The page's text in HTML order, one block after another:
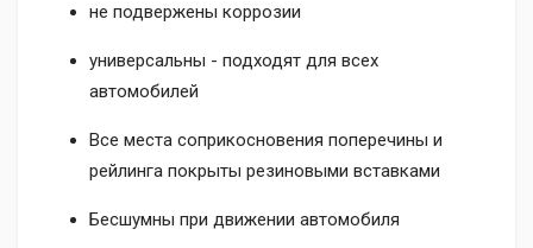
не подвержены коррозии
универсальны - подходят для всех
автомобилей
Все места соприкосновения поперечины и
рейлинга покрыты резиновыми вставками
Бесшумны при движении автомобиля